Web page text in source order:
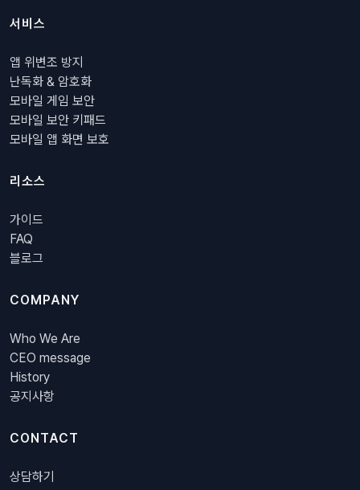
서비스
앱 위변조 방지
난독화 & 암호화
모바일 게임 보안
모바일 보안 키패드
모바일 앱 화면 보호
리소스
가이드
FAQ
블로그
COMPANY
Who We Are
CEO message
History
공지사항
CONTACT
상담하기